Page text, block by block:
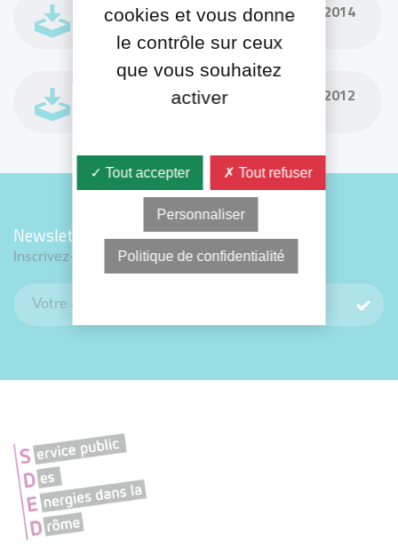
MARCHÉS CONCLUS POUR L'ANNÉE 2014
application/pdf - 98,03 KB
MARCHÉS CONCLUS POUR L'ANNÉE 2012
Newsletter
Inscrivez-vous avec votre adresse e-mail
cookies et vous donne
le contrôle sur ceux
que vous souhaitez
activer
✓ Tout accepter ✗ Tout refuser
Personnaliser
Politique de confidentialité